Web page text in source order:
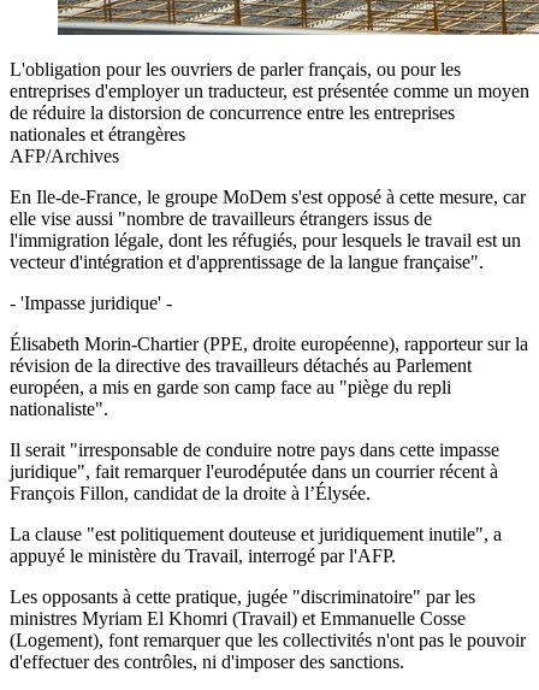
L'obligation pour les ouvriers de parler français, ou pour les
entreprises d'employer un traducteur, est présentée comme un moyen
de réduire la distorsion de concurrence entre les entreprises
nationales et étrangères
AFP/Archives
En Ile-de-France, le groupe MoDem s'est opposé à cette mesure, car
elle vise aussi "nombre de travailleurs étrangers issus de
l'immigration légale, dont les réfugiés, pour lesquels le travail est un
vecteur d'intégration et d'apprentissage de la langue française".
- 'Impasse juridique' -
Élisabeth Morin-Chartier (PPE, droite européenne), rapporteur sur la
révision de la directive des travailleurs détachés au Parlement
européen, a mis en garde son camp face au "piège du repli
nationaliste".
Il serait "irresponsable de conduire notre pays dans cette impasse
juridique", fait remarquer l'eurodéputée dans un courrier récent à
François Fillon, candidat de la droite à l’Élysée.
La clause "est politiquement douteuse et juridiquement inutile", a
appuyé le ministère du Travail, interrogé par l'AFP.
Les opposants à cette pratique, jugée "discriminatoire" par les
ministres Myriam El Khomri (Travail) et Emmanuelle Cosse
(Logement), font remarquer que les collectivités n'ont pas le pouvoir
d'effectuer des contrôles, ni d'imposer des sanctions.